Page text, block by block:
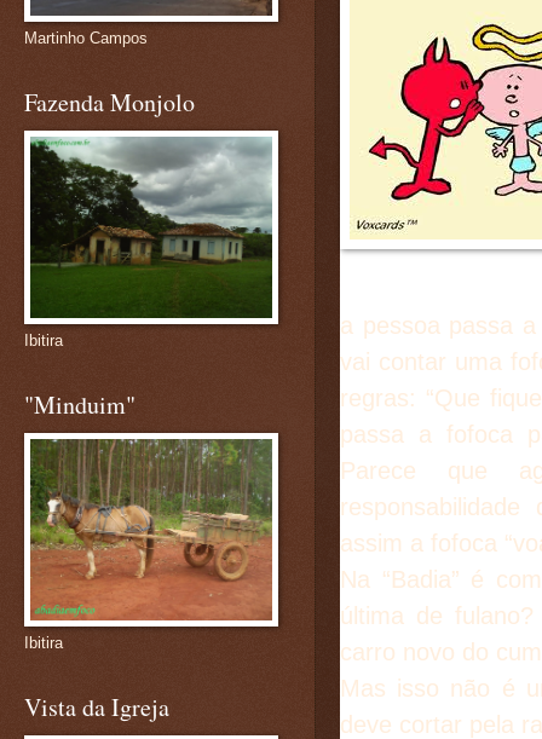
a pessoa passa
vai contar uma
regras: “Que
passa a fofoca
Parece que
assim a fofoca
Na “Badia” é
última de
carro novo do
Mas isso não é
deve cortar pela
Martinho Campos
Fazenda Monjolo
Ibitira
"Minduim"
Ibitira
Vista da Igreja